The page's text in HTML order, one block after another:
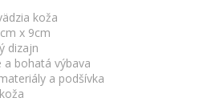
koža
x 9cm
dizajn
a bohatá výbava
a podšívka